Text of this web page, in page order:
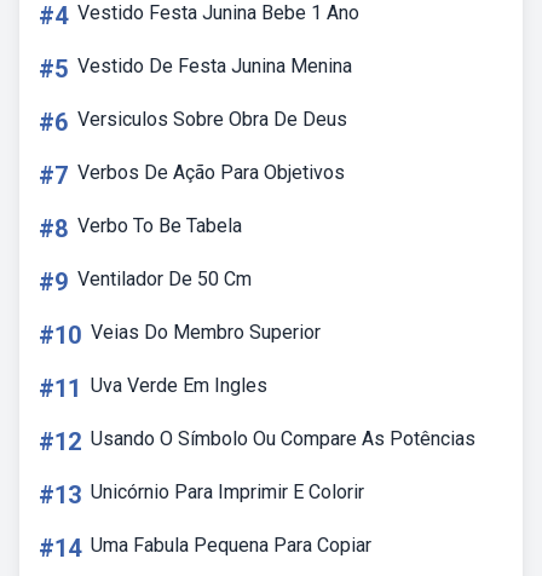
#4 Vestido Festa Junina Bebe 1 Ano
#5 Vestido De Festa Junina Menina
#6 Versiculos Sobre Obra De Deus
#7 Verbos De Ação Para Objetivos
#8 Verbo To Be Tabela
#9 Ventilador De 50 Cm
#10 Veias Do Membro Superior
#11 Uva Verde Em Ingles
#12 Usando O Símbolo Ou Compare As Potências
#13 Unicórnio Para Imprimir E Colorir
#14 Uma Fabula Pequena Para Copiar